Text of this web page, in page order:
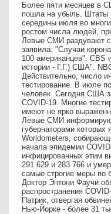
Более пяти месяцев в
пошла на убыль. Штаты
середины июля во
ростом числа людей,
Левые СМИ раздувают
заявила: "Случаи
100 американцев". CBS
истории - Г.Г.) США".
Действительно, число
тестирование. В июле
человек. Сегодня США
COVID-19. Многие
имеют не ярко
Левые СМИ
губернаторами
Worldometers,
начала эпидемии
инфицированных этим
291 629 и 283 766 и
самые строгие меры по
Доктор Энтони Фаучи
распространения
Патрик, отвергая
Нью-Йорке - более 31